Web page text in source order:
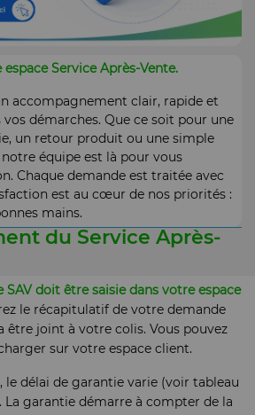
Service Après-Vente.
accompagnement clair, rapide et
démarches. Que ce soit pour une
un retour produit ou une simple
équipe est là pour vous
Chaque demande est traitée avec
est au cœur de nos priorités :
mains.
du Service Après-
SAV doit être saisie dans votre espace
le récapitulatif de votre demande
être joint à votre colis. Vous pouvez
sur votre espace client.
le délai de garantie varie (voir tableau
La garantie démarre à compter de la